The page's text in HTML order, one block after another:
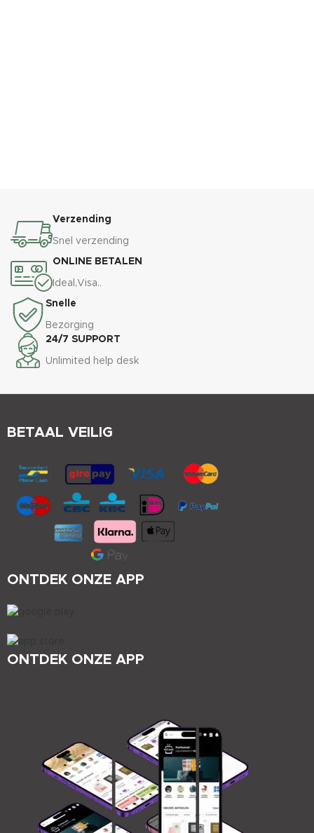
Verzending
Snel verzending
ONLINE BETALEN
Ideal,Visa..
Snelle
Bezorging
24/7 SUPPORT
Unlimited help desk
ONTDEK ONZE APP
ONTDEK ONZE APP
BETAAL VEILIG